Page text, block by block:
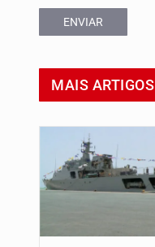
ENVIAR
MAIS ARTIGOS